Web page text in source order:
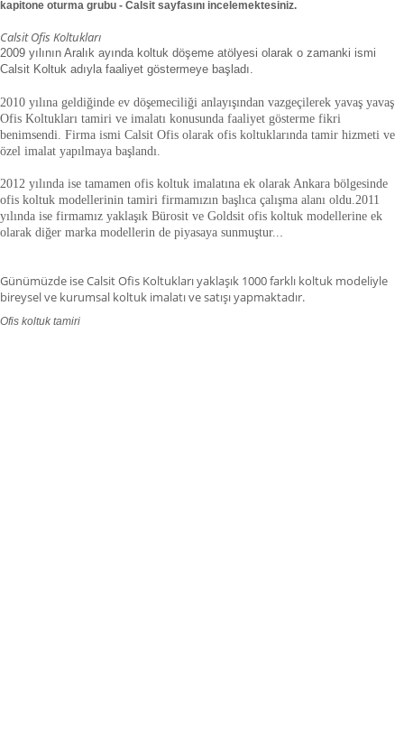
kapitone oturma grubu - Calsit sayfasını incelemektesiniz.
Calsit Ofis Koltukları
2009 yılının Aralık ayında koltuk döşeme atölyesi olarak o zamanki ismi
Calsit Koltuk adıyla faaliyet göstermeye başladı.
2010 yılına geldiğinde ev döşemeciliği anlayışından vazgeçilerek yavaş yavaş
Ofis Koltukları tamiri ve imalatı konusunda faaliyet gösterme fikri
benimsendi. Firma ismi Calsit Ofis olarak ofis koltuklarında tamir hizmeti ve
özel imalat yapılmaya başlandı.
2012 yılında ise tamamen ofis koltuk imalatına ek olarak Ankara bölgesinde
ofis koltuk modellerinin tamiri firmamızın başlıca çalışma alanı oldu.2011
yılında ise firmamız yaklaşık Bürosit ve Goldsit ofis koltuk modellerine ek
olarak diğer marka modellerin de piyasaya sunmuştur...
Günümüzde ise Calsit Ofis Koltukları yaklaşık 1000 farklı koltuk modeliyle
bireysel ve kurumsal koltuk imalatı ve satışı yapmaktadır.
Ofis koltuk tamiri